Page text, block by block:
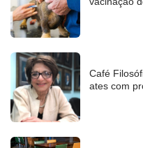
vacinação
Café
ates com